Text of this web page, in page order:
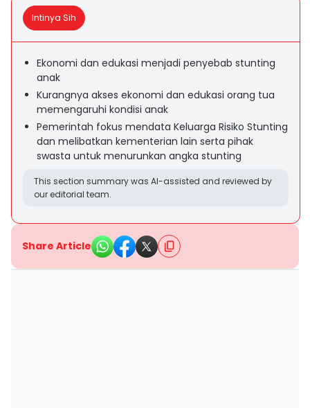
Intinya Sih
Ekonomi dan edukasi menjadi penyebab stunting
anak
Kurangnya akses ekonomi dan edukasi orang tua
memengaruhi kondisi anak
Pemerintah fokus mendata Keluarga Risiko Stunting
dan melibatkan kementerian lain serta pihak
swasta untuk menurunkan angka stunting
This section summary was AI-assisted and reviewed by
our editorial team.
Share Article